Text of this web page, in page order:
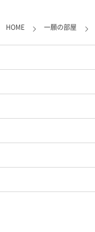
HOME 一願の部屋